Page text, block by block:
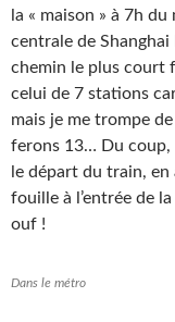
la « maison » à 7h
centrale de
chemin le plus court
celui de 7 stations
mais je me trompe
ferons 13… Du coup,
le départ du train,
fouille à l’entrée de
ouf !
Dans le métro